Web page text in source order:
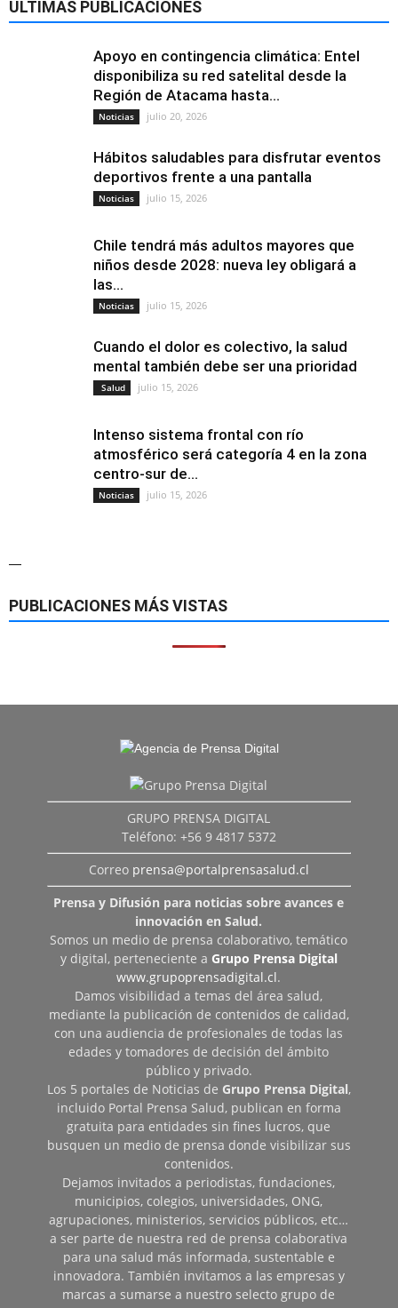
ÚLTIMAS PUBLICACIONES
Apoyo en contingencia climática: Entel
disponibiliza su red satelital desde la
Región de Atacama hasta...
Noticias julio 20, 2026
Hábitos saludables para disfrutar eventos
deportivos frente a una pantalla
Noticias julio 15, 2026
Chile tendrá más adultos mayores que
niños desde 2028: nueva ley obligará a
las...
Noticias julio 15, 2026
Cuando el dolor es colectivo, la salud
mental también debe ser una prioridad
Salud julio 15, 2026
Intenso sistema frontal con río
atmosférico será categoría 4 en la zona
centro-sur de...
Noticias julio 15, 2026
—
PUBLICACIONES MÁS VISTAS
GRUPO PRENSA DIGITAL
Teléfono: +56 9 4817 5372
Correo prensa@portalprensasalud.cl
Prensa y Difusión para noticias sobre avances e
innovación en Salud.
Somos un medio de prensa colaborativo, temático
y digital, perteneciente a Grupo Prensa Digital
www.grupoprensadigital.cl.
Damos visibilidad a temas del área salud,
mediante la publicación de contenidos de calidad,
con una audiencia de profesionales de todas las
edades y tomadores de decisión del ámbito
público y privado.
Los 5 portales de Noticias de Grupo Prensa Digital,
incluido Portal Prensa Salud, publican en forma
gratuita para entidades sin fines lucros, que
busquen un medio de prensa donde visibilizar sus
contenidos.
Dejamos invitados a periodistas, fundaciones,
municipios, colegios, universidades, ONG,
agrupaciones, ministerios, servicios públicos, etc…
a ser parte de nuestra red de prensa colaborativa
para una salud más informada, sustentable e
innovadora. También invitamos a las empresas y
marcas a sumarse a nuestro selecto grupo de